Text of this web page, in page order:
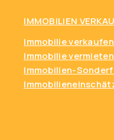
IMMOBILIEN
Immobilie verkaufen
Immobilie vermieten
Immobilien-